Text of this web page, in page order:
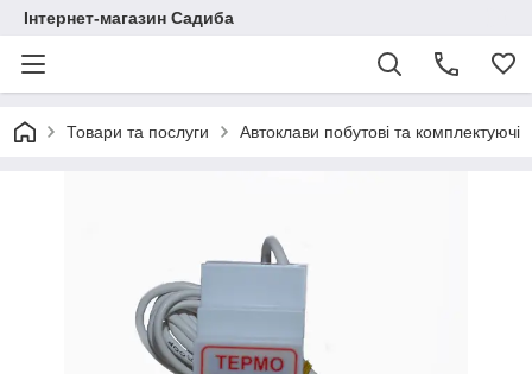
Інтернет-магазин Садиба
Товари та послуги Автоклави побутові та комплектуючі